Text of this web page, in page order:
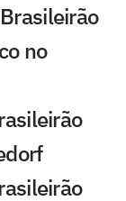
no